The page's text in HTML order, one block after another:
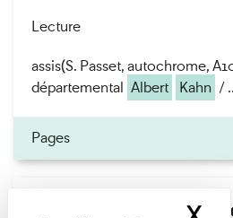
Lecture
assis(S. Passet, autochrome,
départemental Albert Kahn /
Pages
Fanny Taillandier -